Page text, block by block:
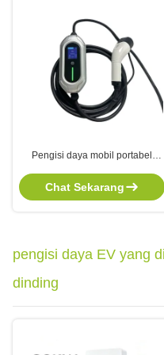
Pengisi daya mobil portabel
CCS2 dan tegangan input 110V-
240V untuk pengisian cepat EV
Chat Sekarang
pengisi daya EV yang
dinding